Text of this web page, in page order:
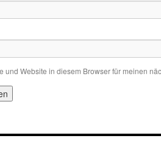
und Website in diesem Browser für meinen